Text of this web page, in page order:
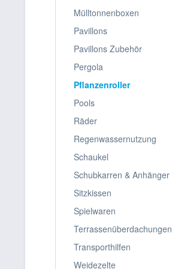
Mülltonnenboxen
Pavillons
Pavillons Zubehör
Pergola
Pflanzenroller
Pools
Räder
Regenwassernutzung
Schaukel
Schubkarren & Anhänger
Sitzkissen
Spielwaren
Terrassenüberdachungen
Transporthilfen
Weidezelte